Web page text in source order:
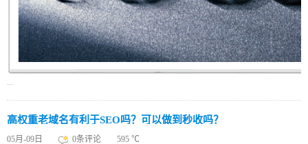
...
高权重老域名有利于SEO吗？可以做到秒收吗？
05月-09日 0条评论
595 ℃